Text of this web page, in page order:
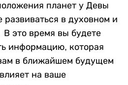
планет у Девы
в духовном и
это время вы будете
информацию, которая
в ближайшем будущем
на ваше